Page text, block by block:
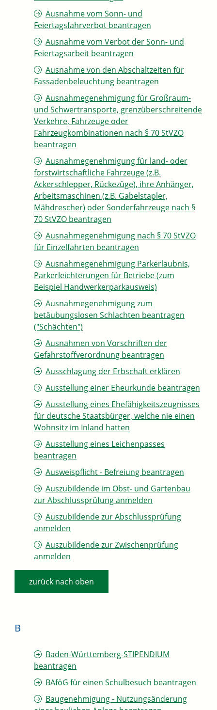
Ausnahme vom Sonn- und
Feiertagsfahrverbot beantragen
Ausnahme vom Verbot der Sonn- und
Feiertagsarbeit beantragen
Ausnahme von den Abschaltzeiten für
Fassadenbeleuchtung beantragen
Ausnahmegenehmigung für Großraum-
und Schwertransporte, grenzüberschreitende
Verkehre, Fahrzeuge oder
Fahrzeugkombinationen nach § 70 StVZO
beantragen
Ausnahmegenehmigung für land- oder
forstwirtschaftliche Fahrzeuge (z.B.
Ackerschlepper, Rückezüge), ihre Anhänger,
Arbeitsmaschinen (z.B. Gabelstapler,
Mähdrescher) oder Sonderfahrzeuge nach §
70 StVZO beantragen
Ausnahmegenehmigung nach § 70 StVZO
für Einzelfahrten beantragen
Ausnahmegenehmigung Parkerlaubnis,
Parkerleichterungen für Betriebe (zum
Beispiel Handwerkerparkausweis)
Ausnahmegenehmigung zum
betäubungslosen Schlachten beantragen
("Schächten")
Ausnahmen von Vorschriften der
Gefahrstoffverordnung beantragen
Ausschlagung der Erbschaft erklären
Ausstellung einer Eheurkunde beantragen
Ausstellung eines Ehefähigkeitszeugnisses
für deutsche Staatsbürger, welche nie einen
Wohnsitz im Inland hatten
Ausstellung eines Leichenpasses
beantragen
Ausweispflicht - Befreiung beantragen
Auszubildende im Obst- und Gartenbau
zur Abschlussprüfung anmelden
Auszubildende zur Abschlussprüfung
anmelden
Auszubildende zur Zwischenprüfung
anmelden
zurück nach oben
B
Baden-Württemberg-STIPENDIUM
beantragen
BAföG für einen Schulbesuch beantragen
Baugenehmigung - Nutzungsänderung